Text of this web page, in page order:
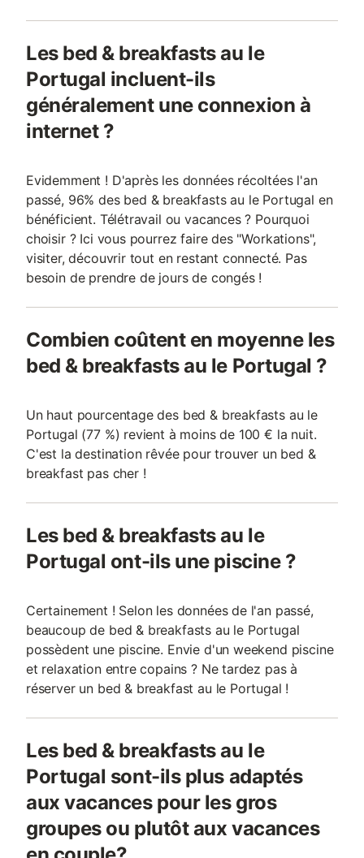
Les bed & breakfasts au le
Portugal incluent-ils
généralement une connexion à
internet ?
Evidemment ! D'après les données récoltées l'an
passé, 96% des bed & breakfasts au le Portugal en
bénéficient. Télétravail ou vacances ? Pourquoi
choisir ? Ici vous pourrez faire des "Workations",
visiter, découvrir tout en restant connecté. Pas
besoin de prendre de jours de congés !
Combien coûtent en moyenne les
bed & breakfasts au le Portugal ?
Un haut pourcentage des bed & breakfasts au le
Portugal (77 %) revient à moins de 100 € la nuit.
C'est la destination rêvée pour trouver un bed &
breakfast pas cher !
Les bed & breakfasts au le
Portugal ont-ils une piscine ?
Certainement ! Selon les données de l'an passé,
beaucoup de bed & breakfasts au le Portugal
possèdent une piscine. Envie d'un weekend piscine
et relaxation entre copains ? Ne tardez pas à
réserver un bed & breakfast au le Portugal !
Les bed & breakfasts au le
Portugal sont-ils plus adaptés
aux vacances pour les gros
groupes ou plutôt aux vacances